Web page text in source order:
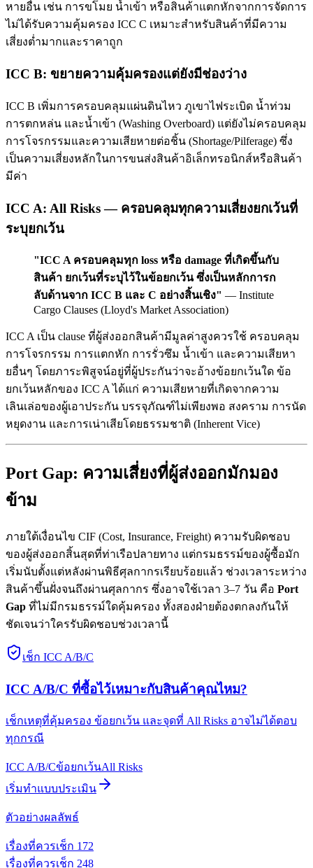
หายอื่น เช่น การขโมย น้ำเข้า หรือสินค้าแตกหักจากการจัดการ
ไม่ได้รับความคุ้มครอง ICC C เหมาะสำหรับสินค้าที่มีความ
เสี่ยงต่ำมากและราคาถูก
ICC B: ขยายความคุ้มครองแต่ยังมีช่องว่าง
ICC B เพิ่มการครอบคลุมแผ่นดินไหว ภูเขาไฟระเบิด น้ำท่วม
การตกหล่น และน้ำเข้า (Washing Overboard) แต่ยังไม่ครอบคลุม
การโจรกรรมและความเสียหายต่อชิ้น (Shortage/Pilferage) ซึ่ง
เป็นความเสี่ยงหลักในการขนส่งสินค้าอิเล็กทรอนิกส์หรือสินค้า
มีค่า
ICC A: All Risks — ครอบคลุมทุกความเสี่ยงยกเว้นที่
ระบุยกเว้น
"ICC A ครอบคลุมทุก loss หรือ damage ที่เกิดขึ้นกับ
สินค้า ยกเว้นที่ระบุไว้ในข้อยกเว้น ซึ่งเป็นหลักการก
ลับด้านจาก ICC B และ C อย่างสิ้นเชิง" — Institute
Cargo Clauses (Lloyd's Market Association)
ICC A เป็น clause ที่ผู้ส่งออกสินค้ามีมูลค่าสูงควรใช้ ครอบคลุม
การโจรกรรม การแตกหัก การรั่วซึม น้ำเข้า และความเสียหา
ยอื่นๆ โดยภาระพิสูจน์อยู่ที่ผู้ประกันว่าจะอ้างข้อยกเว้นใด ข้อ
ยกเว้นหลักของ ICC A ได้แก่ ความเสียหายที่เกิดจากความ
เลินเล่อของผู้เอาประกัน บรรจุภัณฑ์ไม่เพียงพอ สงคราม การนัด
หยุดงาน และการเน่าเสียโดยธรรมชาติ (Inherent Vice)
Port Gap: ความเสี่ยงที่ผู้ส่งออกมักมอง
ข้าม
ภายใต้เงื่อนไข CIF (Cost, Insurance, Freight) ความรับผิดชอบ
ของผู้ส่งออกสิ้นสุดที่ท่าเรือปลายทาง แต่กรมธรรม์ของผู้ซื้อมัก
เริ่มนับตั้งแต่หลังผ่านพิธีศุลกากรเรียบร้อยแล้ว ช่วงเวลาระหว่าง
สินค้าขึ้นฝั่งจนถึงผ่านศุลกากร ซึ่งอาจใช้เวลา 3–7 วัน คือ Port
Gap ที่ไม่มีกรมธรรม์ใดคุ้มครอง ทั้งสองฝ่ายต้องตกลงกันให้
ชัดเจนว่าใครรับผิดชอบช่วงเวลานี้
เช็ก ICC A/B/C
ICC A/B/C ที่ซื้อไว้เหมาะกับสินค้าคุณไหม?
เช็กเหตุที่คุ้มครอง ข้อยกเว้น และจุดที่ All Risks อาจไม่ได้ตอบ
ทุกกรณี
ICC A/B/Cข้อยกเว้นAll Risks
เริ่มทำแบบประเมิน
ตัวอย่างผลลัพธ์
เรื่องที่ควรเช็ก 172
เรื่องที่ควรเช็ก 248